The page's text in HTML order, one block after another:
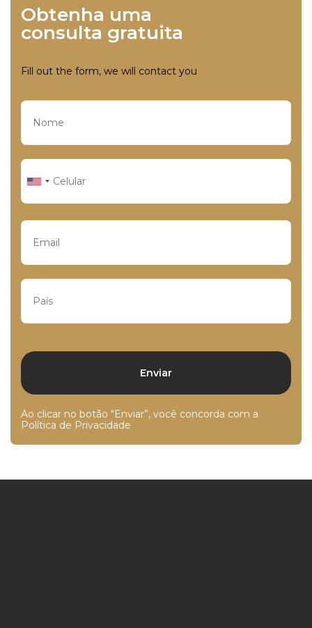
Obtenha uma
consulta gratuita
Fill out the form, we will contact you
Ao clicar no botão “Enviar”, você concorda com a
Política de Privacidade